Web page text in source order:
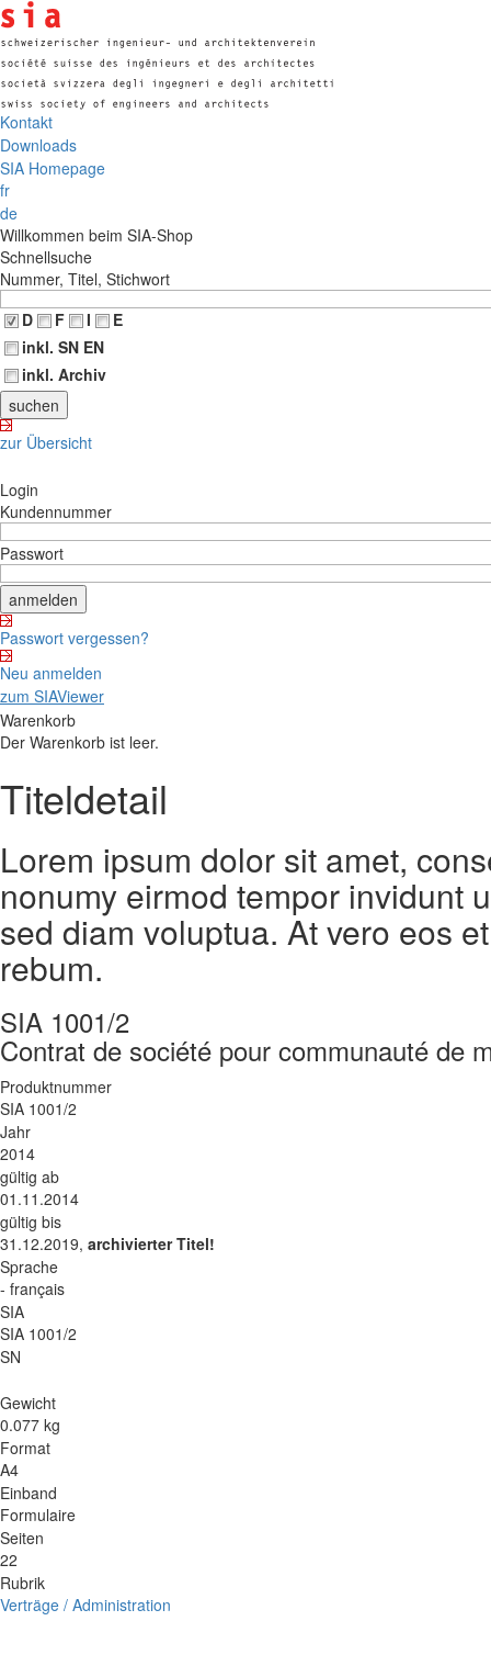
Kontakt
Downloads
SIA Homepage
fr
de
Willkommen beim SIA-Shop
Schnellsuche
Nummer, Titel, Stichwort
D
F I
E
inkl. SN EN
inkl. Archiv
zur Übersicht
Login
Kundennummer
Passwort
Passwort vergessen?
Neu anmelden
zum SIAViewer
Warenkorb
Der Warenkorb ist leer.
Titeldetail
Lorem ipsum dolor sit amet,
nonumy eirmod tempor invidunt
sed diam voluptua. At vero eos
rebum.
SIA 1001/2
Contrat de société pour communauté de
Produktnummer
SIA 1001/2
Jahr
2014
gültig ab
01.11.2014
gültig bis
31.12.2019, archivierter Titel!
Sprache
- français
SIA
SIA 1001/2
SN
Gewicht
0.077 kg
Format
A4
Einband
Formulaire
Seiten
22
Rubrik
Verträge / Administration